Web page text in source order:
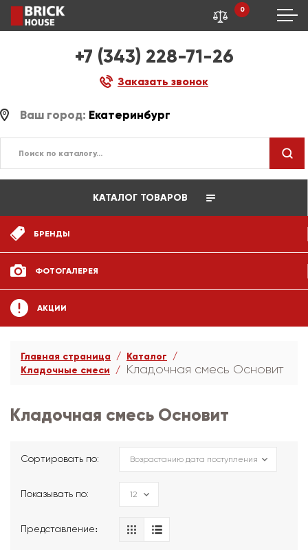
+7 (343) 228-71-26
Заказать звонок
0
Ваш город: Екатеринбург
КАТАЛОГ ТОВАРОВ
БРЕНДЫ
ФОТОГАЛЕРЕЯ
АКЦИИ
Главная страница
Каталог
Кладочные смеси
Кладочная смесь Основит
Кладочная смесь Основит
Сортировать по:
Показывать по:
Представление։